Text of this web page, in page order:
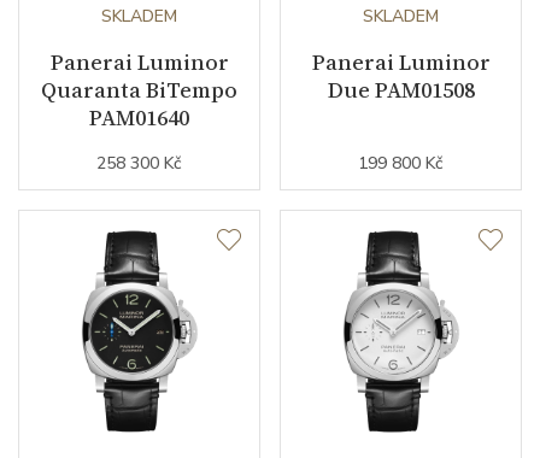
Počet komponentů strojku
Kyvy strojku 28800
Sekundová ručka
Číselník
Barva číselníku
SKLADEM
Panerai Luminor
Quaranta BiTempo
PAM01640
258 300 Kč
SKLADEM
Panerai Luminor
Due PAM01508
199 800 Kč